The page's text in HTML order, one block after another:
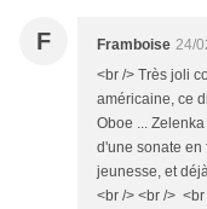
F Framboise 24/
<br /> Très joli
américaine, ce
Oboe ...
d'une sonate en
jeunesse, et
<br /> <br />